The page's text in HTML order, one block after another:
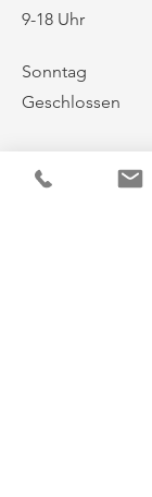
9-18 Uhr
​Sonntag
Geschlossen